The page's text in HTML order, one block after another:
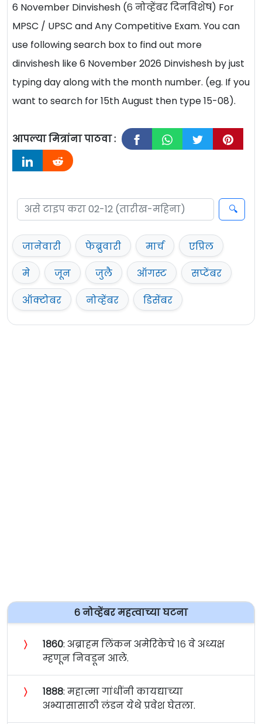
6 November Dinvishesh (६ नोव्हेंबर दिनविशेष) For
MPSC / UPSC and Any Competitive Exam. You can
use following search box to find out more
dinvishesh like 6 November 2026 Dinvishesh by just
typing day along with the month number. (eg. If you
want to search for 15th August then type 15-08).
आपल्या मित्रांना पाठवा :
जानेवारी फेब्रुवारी मार्च
एप्रिल
मे
जून जुलै ऑगस्ट
सप्टेंबर
ऑक्टोबर
नोव्हेंबर डिसेंबर
६ नोव्हेंबर महत्वाच्या घटना
〉 १८६०: अब्राहम लिंकन अमेरिकेचे १६ वे अध्यक्ष
म्हणून निवडून आले.
〉 १८८८: महात्मा गांधींनी कायद्याच्या
अभ्यासासाठी लंडन येथे प्रवेश घेतला.